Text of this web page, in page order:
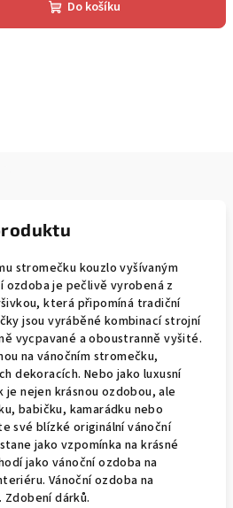
Do košíku
stromečku kouzlo vyšívaným
ozdoba je pečlivě vyrobená z
která připomíná tradiční
jsou vyráběné kombinací strojní
vycpavané a oboustranně vyšité.
na vánočním stromečku,
dekoracích. Nebo jako luxusní
je nejen krásnou ozdobou, ale
babičku, kamarádku nebo
své blízké originální vánoční
jako vzpomínka na krásné
jako vánoční ozdoba na
Vánoční ozdoba na
Zdobení dárků.